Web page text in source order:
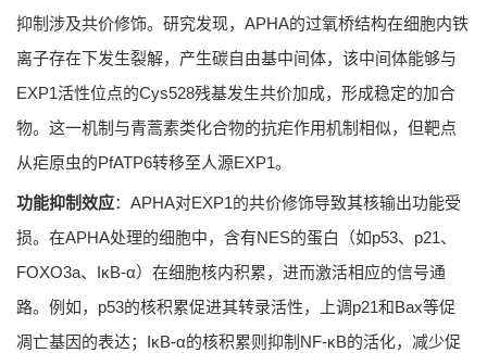
抑制涉及共价修饰。研究发现，APHA的过氧桥结构在细胞内铁
离子存在下发生裂解，产生碳自由基中间体，该中间体能够与
EXP1活性位点的Cys528残基发生共价加成，形成稳定的加合
物。这一机制与青蒿素类化合物的抗疟作用机制相似，但靶点
从疟原虫的PfATP6转移至人源EXP1。
功能抑制效应：APHA对EXP1的共价修饰导致其核输出功能受
损。在APHA处理的细胞中，含有NES的蛋白（如p53、p21、
FOXO3a、IκB-α）在细胞核内积累，进而激活相应的信号通
路。例如，p53的核积累促进其转录活性，上调p21和Bax等促
凋亡基因的表达；IκB-α的核积累则抑制NF-κB的活化，减少促